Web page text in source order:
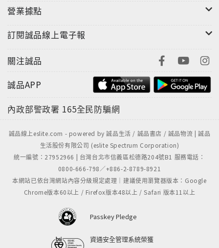
為錯誤的洗臉方式造成。皮膚明明很乾燥，但卻容易長
青春痘且大量分泌皮脂的人，大部分是因為洗臉方式不
對。
【膚質會改變】
大家都知道膚質因人而異，有油膩（油性肌膚）、也有
乾燥（乾性肌膚）等，但「錯認」自身膚質的人可不
少。膚質可能會因年齡增長、環境還有長年施行的美容
方法而逐漸改變。
【敏感肌可能只是一場誤會？】
使用保養品後長出皰疹又覺得癢、洗臉後皮膚覺得乾巴
巴的，有些人會從這些小問題就認為「自己是敏感
肌」。這大多數是因為肌膚狀態差而引起肌膚問題的情
況，不能稱得上是敏感肌。
【清潔是美肌的決定關鍵】
肌膚保養的過程可說是從洗臉開始到洗臉結束。若是在
分泌的皮脂、來自外界的髒汙和沒有卸除乾淨的底妝之
營業據點
訂閱誠品線上電子報
關注誠品
誠品APP
內政部警政署 165全民防騙網
誠品線上eslite.com - powered by 誠品生活 / 誠品書店 / 誠品物流 | 誠品
生活股份有限公司 (eslite Spectrum Corporation)
統一編號：27952966 | 台灣台北市信義區松德路204號B1 服務電話：
0800-666-798／+886-2-8789-8921
本網站已依台灣網站內容分級規定處理｜建議使用瀏覽器版本：Google
Chrome版本60以上 / Firefox版本48以上 / Safari 版本11以上
Passkey Pledge
資通安全管理系統榮獲